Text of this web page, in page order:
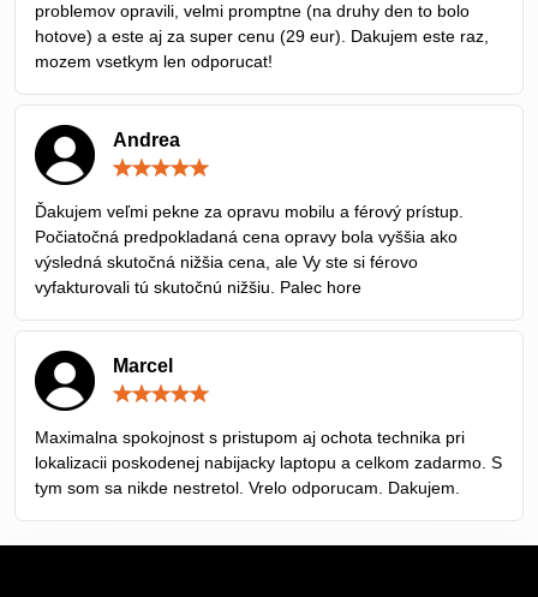
problemov opravili, velmi promptne (na druhy den to bolo
hotove) a este aj za super cenu (29 eur). Dakujem este raz,
mozem vsetkym len odporucat!
Andrea
5
Ďakujem veľmi pekne za opravu mobilu a férový prístup.
Počiatočná predpokladaná cena opravy bola vyššia ako
výsledná skutočná nižšia cena, ale Vy ste si férovo
vyfakturovali tú skutočnú nižšiu. Palec hore
Marcel
5
Maximalna spokojnost s pristupom aj ochota technika pri
lokalizacii poskodenej nabijacky laptopu a celkom zadarmo. S
tym som sa nikde nestretol. Vrelo odporucam. Dakujem.